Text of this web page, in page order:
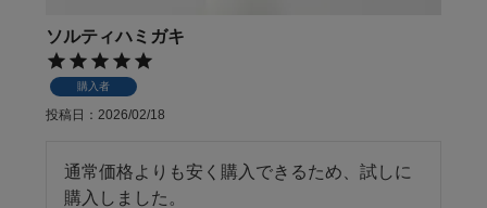
ソルティハミガキ
購入者
投稿日 2026/02/18
通常価格よりも安く購入できるため、試しに
購入しました。